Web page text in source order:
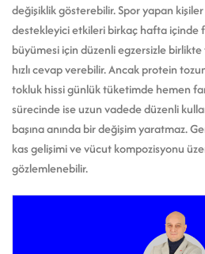
değişiklik gösterebilir. Spor yapan
destekleyici etkileri birkaç hafta içinde
büyümesi için düzenli egzersizle
hızlı cevap verebilir. Ancak protein
tokluk hissi günlük tüketimde hemen
sürecinde ise uzun vadede düzenli
başına anında bir değişim yaratmaz.
kas gelişimi ve vücut kompozisyonu
gözlemlenebilir.